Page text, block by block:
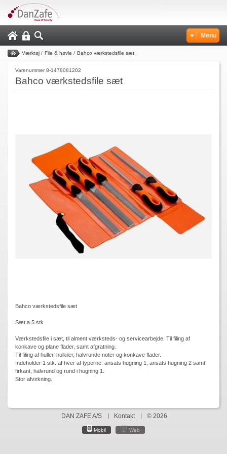
Menu
Værktøj / File & høvle / Bahco værkstedsfile sæt
Varenummer 8-1478081202
Bahco værkstedsfile sæt
Bahco værkstedsfile sæt
Sæt a 5 stk.
Værkstedsfile i sæt, til alment værksteds- og servicearbejde. Til filing af
konkave og plane flader, samt afgratning.
Til filing af huller, hulkiler, halvrunde noter og konkave flader.
Indeholder 1 stk. af hver af typerne: ansats hugning 1, ansats hugning 2 samt
firkant, halvrund og rund i hugning 1.
Stor afvirkning.
DAN ZAFE A/S Kontakt © 2026
Mobil Web